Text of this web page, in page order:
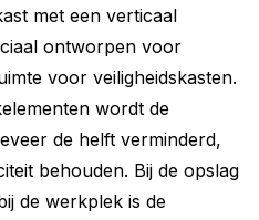
met een verticaal
ontworpen voor
voor veiligheidskasten.
wordt de
de helft verminderd,
behouden. Bij de opslag
de werkplek is de